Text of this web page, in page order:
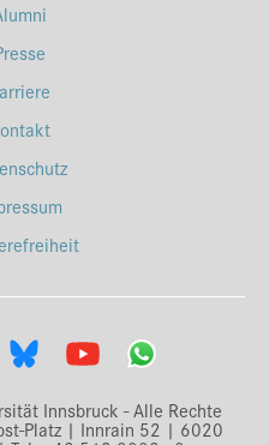
Innsbruck - Alle Rechte
Platz | Innrain 52 | 6020